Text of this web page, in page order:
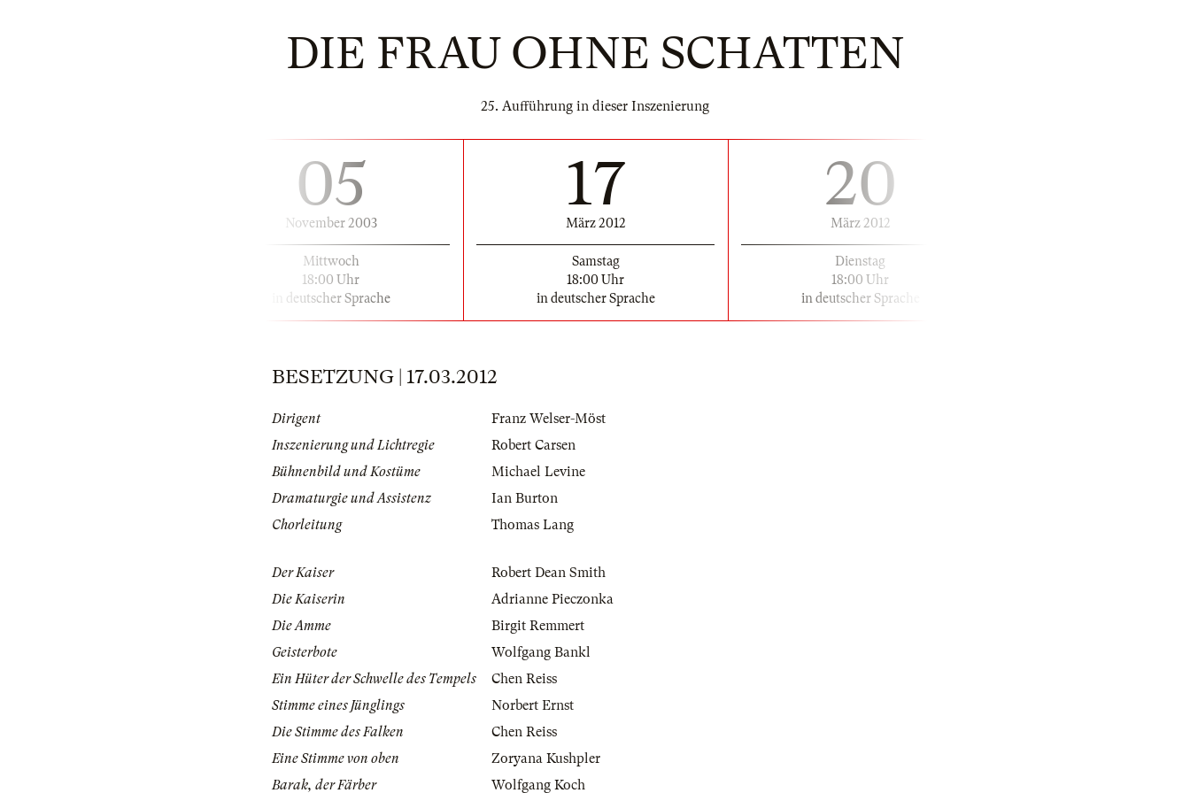
DIE FRAU OHNE SCHATTEN
25. Aufführung in dieser Inszenierung
05
November 2003
Mittwoch
18:00 Uhr
in deutscher Sprache
17
März 2012
Samstag
18:00 Uhr
in deutscher Sprache
20
März 2012
Dienstag
18:00 Uhr
in deutscher Sprache
BESETZUNG | 17.03.2012
Dirigent
Franz Welser-Möst
Inszenierung und Lichtregie
Robert Carsen
Bühnenbild und Kostüme
Michael Levine
Dramaturgie und Assistenz
Ian Burton
Chorleitung
Thomas Lang
Der Kaiser
Robert Dean Smith
Die Kaiserin
Adrianne Pieczonka
Die Amme
Birgit Remmert
Geisterbote
Wolfgang Bankl
Ein Hüter der Schwelle des Tempels
Chen Reiss
Stimme eines Jünglings
Norbert Ernst
Die Stimme des Falken
Chen Reiss
Eine Stimme von oben
Zoryana Kushpler
Barak, der Färber
Wolfgang Koch